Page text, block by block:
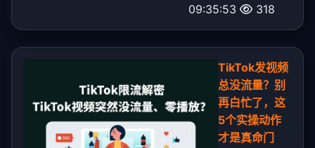
09:35:53
318
TikTok发视频
总没流量？别
再白忙了，这
5个实操动作
才是真命门